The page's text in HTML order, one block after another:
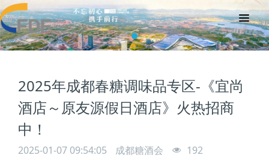
2025年成都春糖调味品专区-《宜尚
酒店～原友源假日酒店》火热招商
中！
2025-01-07 09:54:05 成都糖酒会 192